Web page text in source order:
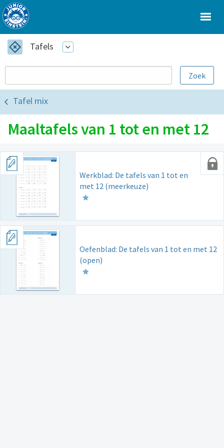
Tafels
Tafel mix
Maaltafels van 1 tot en met 12
Werkblad: De tafels van 1 tot en
met 12 (meerkeuze)
Oefenblad: De tafels van 1 tot en met 12
(open)